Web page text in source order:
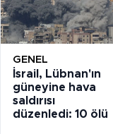
GENEL
İsrail, Lübnan'ın
güneyine hava
saldırısı
düzenledi: 10 ölü